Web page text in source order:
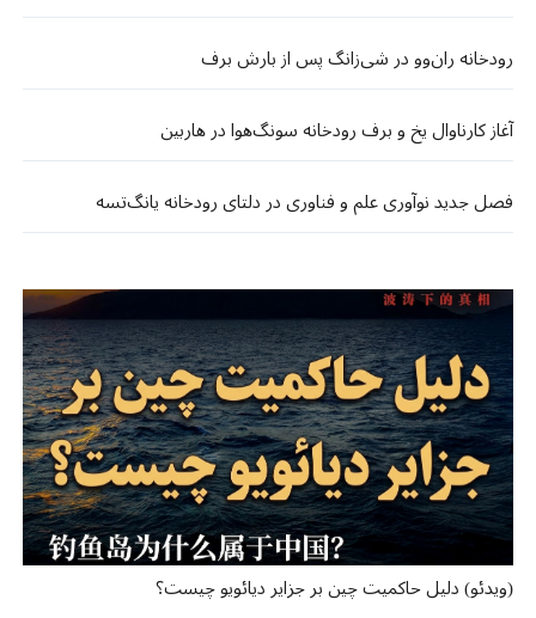
رودخانه ران‌وو در شی‌زانگ پس از بارش برف
آغاز کارناوال یخ و برف رودخانه سونگ‌هوا در هاربین
فصل جدید نوآوری علم و فناوری در دلتای رودخانه یانگ‌تسه
(ویدئو) دلیل حاکمیت چین بر جزایر دیائویو چیست؟